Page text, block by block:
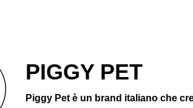
PIGGY PET
Piggy Pet è un brand italiano che